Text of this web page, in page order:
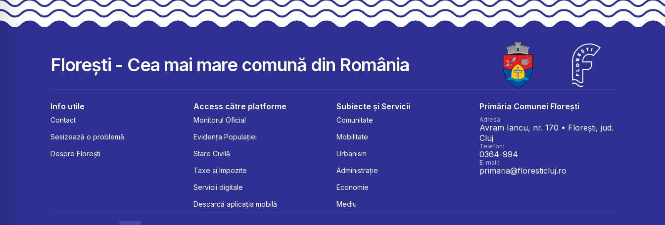
Florești - Cea mai mare comună din România
Info utile
Contact
Sesizează o problemă
Despre Florești
Access către platforme
Monitorul Oficial
Evidența Populației
Stare Civilă
Taxe și Impozite
Servicii digitale
Descarcă aplicația mobilă
Subiecte și Servicii
Comunitate
Mobilitate
Urbanism
Administrație
Economie
Mediu
Primăria Comunei Florești
Adresă:
Avram Iancu, nr. 170 • Florești, jud.
Cluj
Telefon:
0364-994
E-mail:
primaria@floresticluj.ro